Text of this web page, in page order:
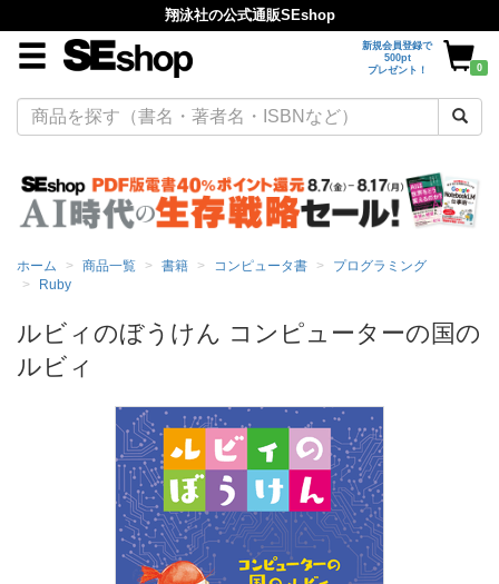
翔泳社の公式通販SEshop
新規会員登録で
500pt
プレゼント！
0
ホーム 商品一覧 書籍 コンピュータ書
プログラミング
Ruby
ルビィのぼうけん コンピューターの国の
ルビィ